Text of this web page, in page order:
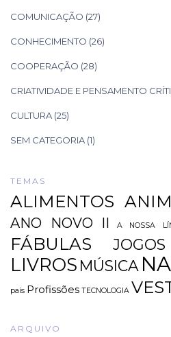
COMUNICAÇÃO (27)
CONHECIMENTO (26)
COOPERAÇÃO (28)
CRIATIVIDADE E PENSAMENTO
CULTURA (25)
SEM CATEGORIA (1)
TEMAS
ALIMENTOS
ANO NOVO II
A NOSSA
FÁBULAS
LIVROS MÚSICA
país Profissões TECNOLOGIA
ARQUIVO